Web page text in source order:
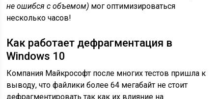
не ошибся с объемом) мог оптимизироваться
несколько часов!
Как работает дефрагментация в
Windows 10
Компания Майкрософт после многих тестов пришла к
выводу, что файлики более 64 мегабайт не стоит
дефрагментировать так как их влияние на